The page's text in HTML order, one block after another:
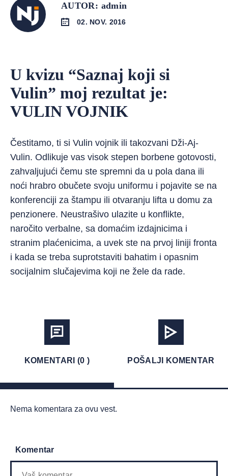
AUTOR: admin
02. NOV. 2016
U kvizu “Saznaj koji si
Vulin” moj rezultat je:
VULIN VOJNIK
Čestitamo, ti si Vulin vojnik ili takozvani Dži-Aj-
Vulin. Odlikuje vas visok stepen borbene gotovosti,
zahvaljujući čemu ste spremni da u pola dana ili
noći hrabro obučete svoju uniformu i pojavite se na
konferenciji za štampu ili otvaranju lifta u domu za
penzionere. Neustrašivo ulazite u konflikte,
naročito verbalne, sa domaćim izdajnicima i
stranim plaćenicima, a uvek ste na prvoj liniji fronta
i kada se treba suprotstaviti bahatim i opasnim
socijalnim slučajevima koji ne žele da rade.
KOMENTARI (0 ) POŠALJI KOMENTAR
Nema komentara za ovu vest.
Komentar